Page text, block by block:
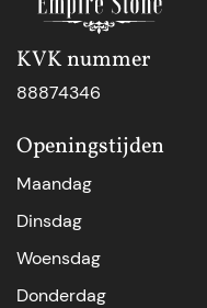
KVK nummer
88874346
Openingstijden
Maandag
Dinsdag
Woensdag
Donderdag